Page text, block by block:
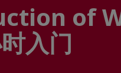
of
入门